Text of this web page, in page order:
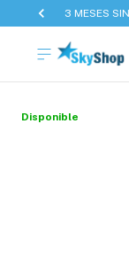
3 MESES
Disponible